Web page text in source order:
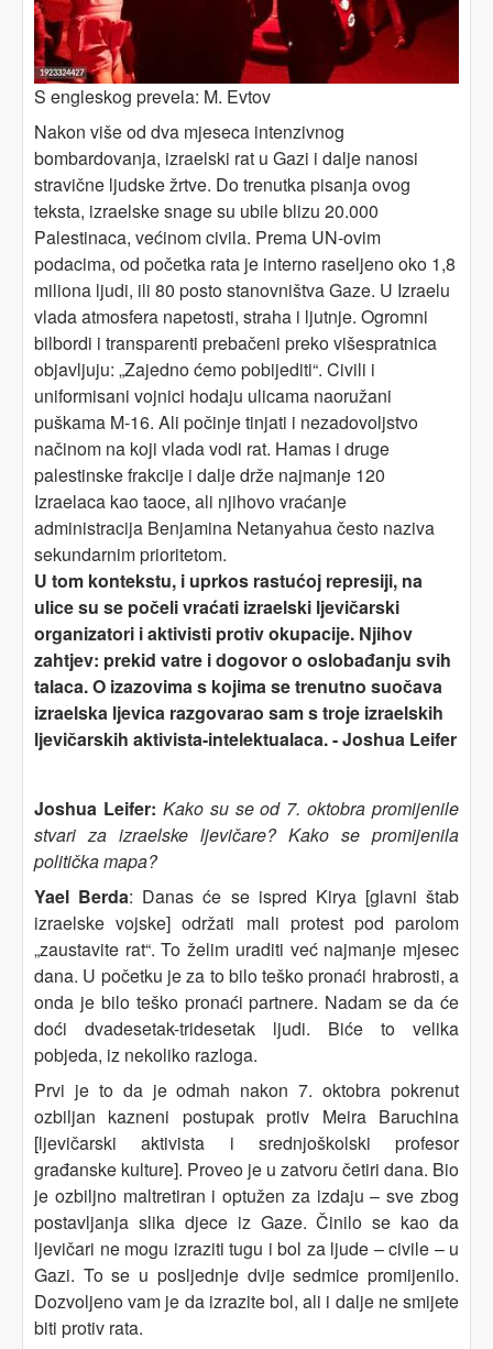
S engleskog prevela: M. Evtov
Nakon više od dva mjeseca intenzivnog
bombardovanja, izraelski rat u Gazi i dalje nanosi
stravične ljudske žrtve. Do trenutka pisanja ovog
teksta, izraelske snage su ubile blizu 20.000
Palestinaca, većinom civila. Prema UN-ovim
podacima, od početka rata je interno raseljeno oko 1,8
miliona ljudi, ili 80 posto stanovništva Gaze. U Izraelu
vlada atmosfera napetosti, straha i ljutnje. Ogromni
bilbordi i transparenti prebačeni preko višespratnica
objavljuju: „Zajedno ćemo pobijediti“. Civili i
uniformisani vojnici hodaju ulicama naoružani
puškama M-16. Ali počinje tinjati i nezadovoljstvo
načinom na koji vlada vodi rat. Hamas i druge
palestinske frakcije i dalje drže najmanje 120
Izraelaca kao taoce, ali njihovo vraćanje
administracija Benjamina Netanyahua često naziva
sekundarnim prioritetom.
U tom kontekstu, i uprkos rastućoj represiji, na
ulice su se počeli vraćati izraelski ljevičarski
organizatori i aktivisti protiv okupacije. Njihov
zahtjev: prekid vatre i dogovor o oslobađanju svih
talaca. O izazovima s kojima se trenutno suočava
izraelska ljevica razgovarao sam s troje izraelskih
ljevičarskih aktivista-intelektualaca. -Joshua Leifer
Joshua Leifer: Kako su se od 7. oktobra promijenile
stvari za izraelske ljevičare? Kako se promijenila
politička mapa?
Yael Berda: Danas će se ispred Kirya [glavni štab
izraelske vojske] održati mali protest pod parolom
„zaustavite rat“. To želim uraditi već najmanje mjesec
dana. U početku je za to bilo teško pronaći hrabrosti, a
onda je bilo teško pronaći partnere. Nadam se da će
doći dvadesetak-tridesetak ljudi. Biće to velika
pobjeda, iz nekoliko razloga.
Prvi je to da je odmah nakon 7. oktobra pokrenut
ozbiljan kazneni postupak protiv Meira Baruchina
[ljevičarski aktivista i srednjoškolski profesor
građanske kulture]. Proveo je u zatvoru četiri dana. Bio
je ozbiljno maltretiran i optužen za izdaju – sve zbog
postavljanja slika djece iz Gaze. Činilo se kao da
ljevičari ne mogu izraziti tugu i bol za ljude – civile – u
Gazi. To se u posljednje dvije sedmice promijenilo.
Dozvoljeno vam je da izrazite bol, ali i dalje ne smijete
biti protiv rata.